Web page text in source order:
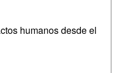
humanos desde el